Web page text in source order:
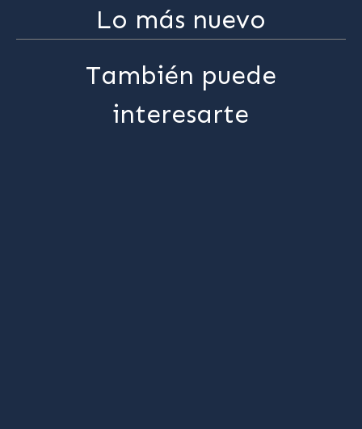
Lo más nuevo
También puede
interesarte